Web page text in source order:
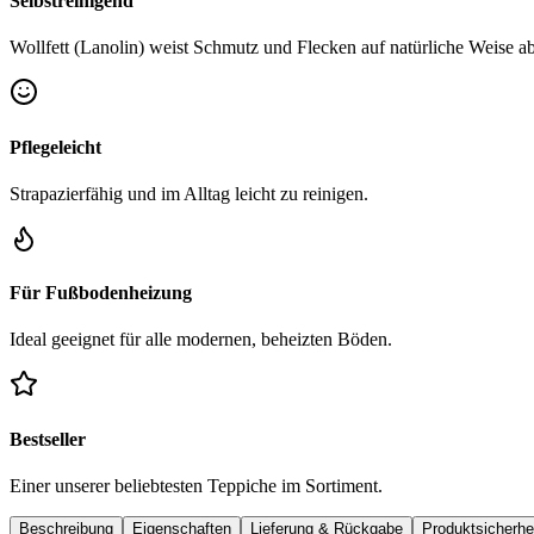
Wollfett (Lanolin) weist Schmutz und Flecken auf natürliche Weise
Pflegeleicht
Strapazierfähig und im Alltag leicht zu reinigen.
Für Fußbodenheizung
Ideal geeignet für alle modernen, beheizten Böden.
Bestseller
Einer unserer beliebtesten Teppiche im Sortiment.
Beschreibung Eigenschaften Lieferung & Rückgabe